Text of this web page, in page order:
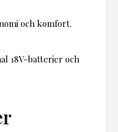
och komfort.
18V-batterier och